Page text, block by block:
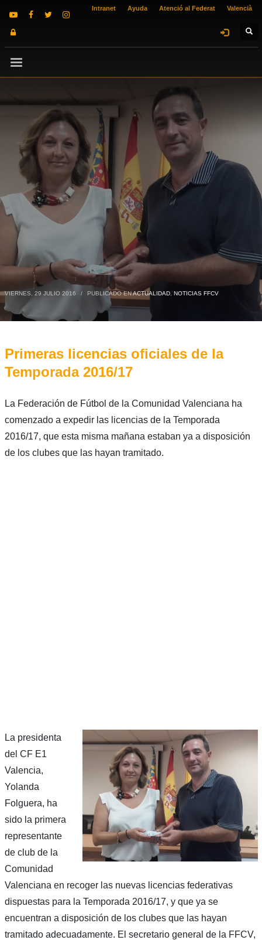
Intranet Ayuda Atenció al Federat Valencià
VIERNES, 29 JULIO 2016 / PUBLICADO ENACTUALIDAD, NOTICIAS FFCV
Primeras licencias oficiales de la
Temporada 2016/17
La Federación de Fútbol de la Comunidad Valenciana ha
comenzado a expedir las licencias de la Temporada
2016/17, que esta misma mañana estaban ya a disposición
de los clubes que las hayan tramitado.
La presidenta
del CF E1
Valencia,
Yolanda
Folguera, ha
sido la primera
representante
de club de la
Comunidad
Valenciana en recoger las nuevas licencias federativas
dispuestas para la Temporada 2016/17, y que ya se
encuentran a disposición de los clubes que las hayan
tramitado adecuadamente. El secretario general de la FFCV,